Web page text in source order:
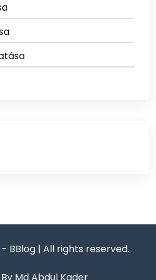
BBlog | All rights reserved.